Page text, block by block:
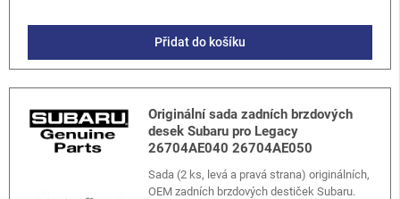
Přidat do košíku
Originální sada zadních brzdových
desek Subaru pro Legacy
26704AE040 26704AE050
Sada (2 ks, levá a pravá strana) originálních,
OEM zadních brzdových destiček Subaru.